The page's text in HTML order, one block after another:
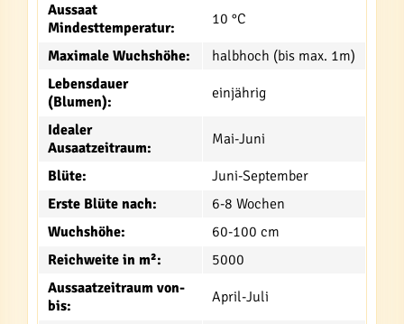
Aussaat
Mindesttemperatur:
10 °C
Maximale Wuchshöhe:
halbhoch (bis max. 1m)
Lebensdauer
(Blumen):
einjährig
Idealer
Ausaatzeitraum:
Mai-Juni
Blüte:
Juni-September
Erste Blüte nach:
6-8 Wochen
Wuchshöhe:
60-100 cm
Reichweite in m²:
5000
Aussaatzeitraum von-
bis:
April-Juli